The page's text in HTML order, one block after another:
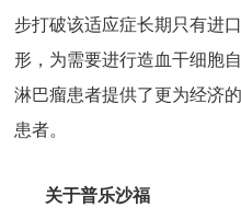
步打破该适应症长期只有进
形，为需要进行造血干细胞
淋巴瘤患者提供了更为经济
患者。
关于普乐沙福